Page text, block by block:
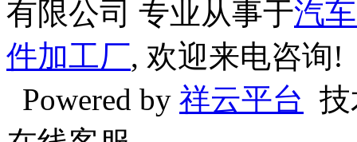
有限公司 专业从事于汽
件加工厂, 欢迎来电咨询!
Powered by 祥云平台